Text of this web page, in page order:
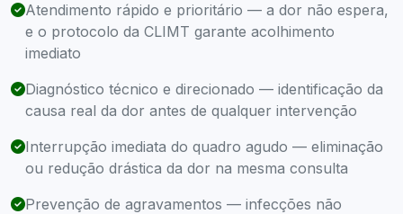
Atendimento rápido e prioritário — a dor não espera,
e o protocolo da CLIMT garante acolhimento
imediato
Diagnóstico técnico e direcionado — identificação da
causa real da dor antes de qualquer intervenção
Interrupção imediata do quadro agudo — eliminação
ou redução drástica da dor na mesma consulta
Prevenção de agravamentos — infecções não